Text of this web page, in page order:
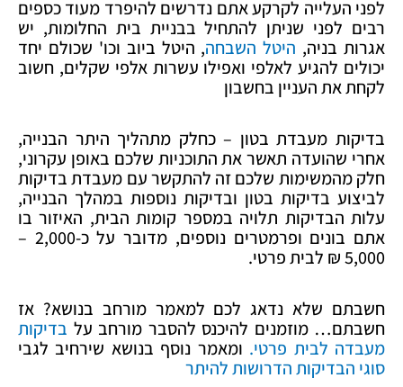
לפני העלייה לקרקע אתם נדרשים להיפרד מעוד כספים
רבים לפני שניתן להתחיל בבניית בית החלומות, יש
אגרות בניה, היטל השבחה, היטל ביוב וכו' שכולם יחד
יכולים להגיע לאלפי ואפילו עשרות אלפי שקלים, חשוב
לקחת את העניין בחשבון
בדיקות מעבדת בטון – כחלק מתהליך היתר הבנייה,
אחרי שהועדה תאשר את התוכניות שלכם באופן עקרוני,
חלק מהמשימות שלכם זה להתקשר עם מעבדת בדיקות
לביצוע בדיקות בטון ובדיקות נוספות במהלך הבנייה,
עלות הבדיקות תלויה במספר קומות הבית, האיזור בו
אתם בונים ופרמטרים נוספים, מדובר על כ-2,000 –
5,000 ₪ לבית פרטי.
חשבתם שלא נדאג לכם למאמר מורחב בנושא? אז
חשבתם… מוזמנים להיכנס להסבר מורחב על בדיקות
מעבדה לבית פרטי. ומאמר נוסף בנושא שירחיב לגבי
סוגי הבדיקות הדרושות להיתר